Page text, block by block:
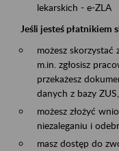
lekarskich - e-ZLA
Jeśli jesteś płatnikiem
możesz skorzystać
m.in. zgłosisz
przekażesz
danych z bazy ZUS,
możesz złożyć
niezaleganiu i
masz dostęp do